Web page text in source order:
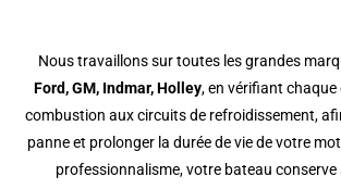
Nous travaillons sur toutes les grandes
Ford, GM, Indmar, Holley, en vérifiant
combustion aux circuits de refroidissement,
panne et prolonger la durée de vie de votre
professionnalisme, votre bateau conserve